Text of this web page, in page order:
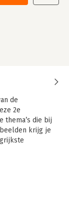
de
2e
thema’s die bij
krijg je